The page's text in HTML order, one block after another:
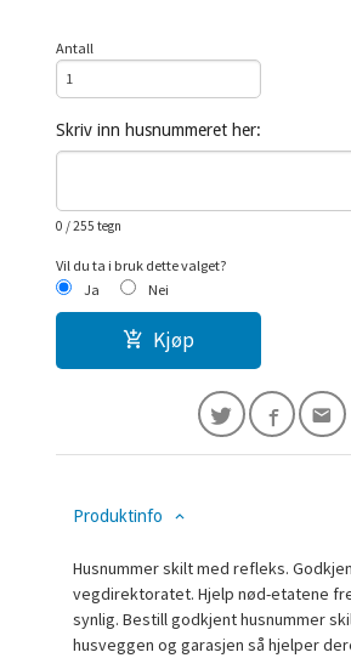
Antall
Skriv inn husnummeret her:
0 / 255 tegn
Vil du ta i bruk dette valget?
Ja
Nei
Kjøp
Produktinfo
Husnummer skilt med refleks.
vegdirektoratet. Hjelp nød-etatene
synlig. Bestill godkjent husnummer
husveggen og garasjen så hjelper